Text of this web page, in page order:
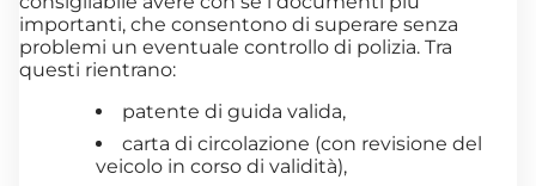
importanti, che consentono di superare senza
problemi un eventuale controllo di polizia. Tra
questi rientrano:
patente di guida valida,
carta di circolazione (con revisione del
veicolo in corso di validità),